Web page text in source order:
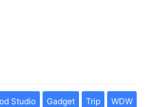
Studio Gadget Trip WDW